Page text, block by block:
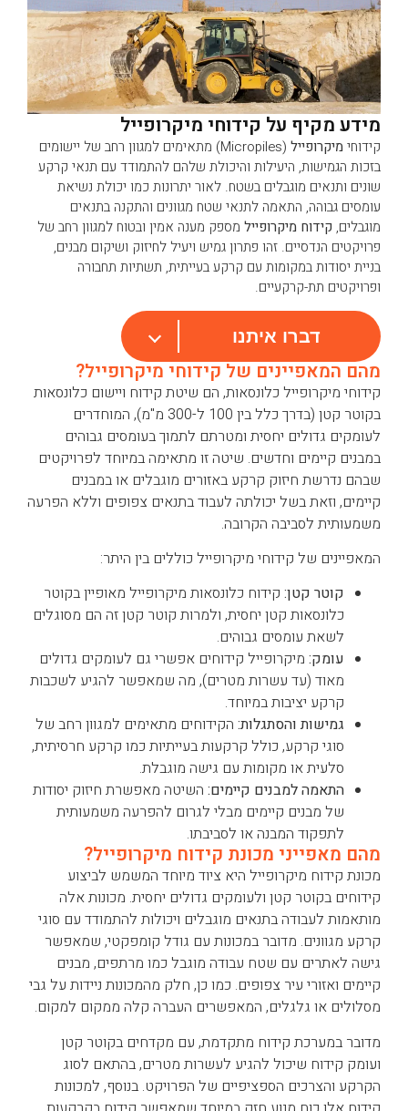
מידע מקיף על קידוחי מיקרופייל
קידוחי מיקרופייל
(Micropiles) מתאימים למגוון רחב של יישומים
בזכות הגמישות, היעילות והיכולת שלהם להתמודד עם תנאי קרקע
שונים ותנאים מוגבלים בשטח. לאור יתרונות כמו יכולת נשיאת
עומסים גבוהה, התאמה לתנאי שטח מגוונים והתקנה בתנאים
מוגבלים, קידוח מיקרופייל מספק מענה אמין ובטוח למגוון רחב של
פרויקטים הנדסיים. זהו פתרון גמיש ויעיל לחיזוק ושיקום מבנים,
בניית יסודות במקומות עם קרקע בעייתית, תשתיות תחבורה
ופרויקטים תת-קרקעיים.
דברו איתנו
מהם המאפיינים של קידוחי מיקרופייל?
קידוחי מיקרופייל כלונסאות, הם שיטת קידוח ויישום כלונסאות
בקוטר קטן (בדרך כלל בין 100 ל-300 מ"מ), המוחדרים
לעומקים גדולים יחסית ומטרתם לתמוך בעומסים גבוהים
במבנים קיימים וחדשים. שיטה זו מתאימה במיוחד לפרויקטים
שבהם נדרשת חיזוק קרקע באזורים מוגבלים או במבנים
קיימים, וזאת בשל יכולתה לעבוד בתנאים צפופים וללא הפרעה
משמעותית לסביבה הקרובה.
המאפיינים של קידוחי מיקרופייל כוללים בין היתר:
קוטר קטן: קידוח כלונסאות מיקרופייל מאופיין בקוטר
כלונסאות קטן יחסית, ולמרות קוטר קטן זה הם מסוגלים
לשאת עומסים גבוהים.
עומק: מיקרופייל קידוחים אפשרי גם לעומקים גדולים
מאוד (עד עשרות מטרים), מה שמאפשר להגיע לשכבות
קרקע יציבות במיוחד.
גמישות והסתגלות: הקידוחים מתאימים למגוון רחב של
סוגי קרקע, כולל קרקעות בעייתיות כמו קרקע חרסיתית,
סלעית או מקומות עם גישה מוגבלת.
התאמה למבנים קיימים: השיטה מאפשרת חיזוק יסודות
של מבנים קיימים מבלי לגרום להפרעה משמעותית
לתפקוד המבנה או לסביבתו.
מהם מאפייני מכונת קידוח מיקרופייל?
מכונת קידוח מיקרופייל היא ציוד מיוחד המשמש לביצוע
קידוחים בקוטר קטן ולעומקים גדולים יחסית. מכונות אלה
מותאמות לעבודה בתנאים מוגבלים ויכולות להתמודד עם סוגי
קרקע מגוונים. מדובר במכונות עם גודל קומפקטי, שמאפשר
גישה לאתרים עם שטח עבודה מוגבל כמו מרתפים, מבנים
קיימים ואזורי עיר צפופים. כמו כן, חלק מהמכונות ניידות על גבי
מסלולים או גלגלים, המאפשרים העברה קלה ממקום למקום.
מדובר במערכת קידוח מתקדמת, עם מקדחים בקוטר קטן
ועומק קידוח שיכול להגיע לעשרות מטרים, בהתאם לסוג
הקרקע והצרכים הספציפיים של הפרויקט. בנוסף, למכונות